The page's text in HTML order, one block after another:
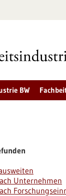
BW
Unternehmen